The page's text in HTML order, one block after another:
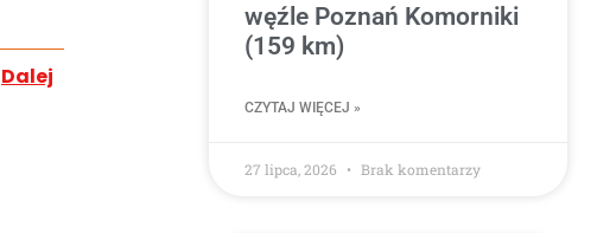
Dalej
węźle Poznań Komorniki
(159 km)
CZYTAJ WIĘCEJ »
27 lipca, 2026 Brak komentarzy